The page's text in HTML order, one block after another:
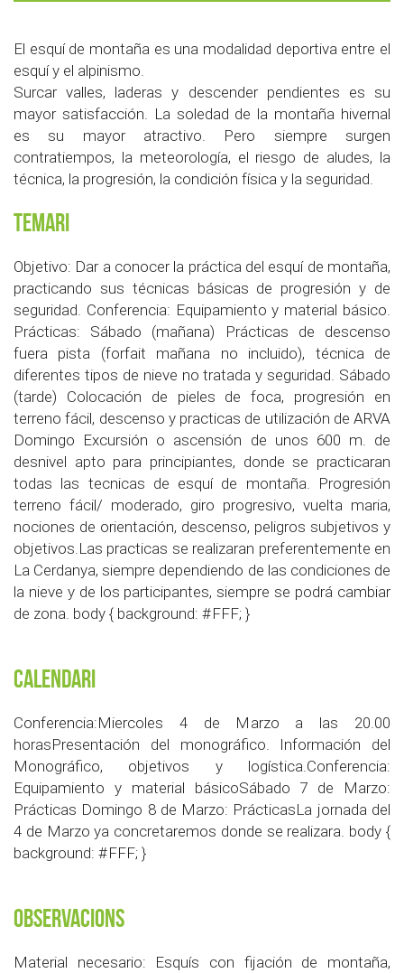
El esquí de montaña es una modalidad deportiva entre el
esquí y el alpinismo.
Surcar valles, laderas y descender pendientes es su
mayor satisfacción. La soledad de la montaña hivernal
es su mayor atractivo. Pero siempre surgen
contratiempos, la meteorología, el riesgo de aludes, la
técnica, la progresión, la condición física y la seguridad.
Temari
Objetivo: Dar a conocer la práctica del esquí de montaña,
practicando sus técnicas básicas de progresión y de
seguridad. Conferencia: Equipamiento y material básico.
Prácticas: Sábado (mañana) Prácticas de descenso
fuera pista (forfait mañana no incluido), técnica de
diferentes tipos de nieve no tratada y seguridad. Sábado
(tarde) Colocación de pieles de foca, progresión en
terreno fácil, descenso y practicas de utilización de ARVA
Domingo Excursión o ascensión de unos 600 m. de
desnivel apto para principiantes, donde se practicaran
todas las tecnicas de esquí de montaña. Progresión
terreno fácil/ moderado, giro progresivo, vuelta maria,
nociones de orientación, descenso, peligros subjetivos y
objetivos.Las practicas se realizaran preferentemente en
La Cerdanya, siempre dependiendo de las condiciones de
la nieve y de los participantes, siempre se podrá cambiar
de zona. body { background: #FFF; }
Calendari
Conferencia:Miercoles 4 de Marzo a las 20.00
horasPresentación del monográfico. Información del
Monográfico, objetivos y logística.Conferencia:
Equipamiento y material básicoSábado 7 de Marzo:
Prácticas Domingo 8 de Marzo: PrácticasLa jornada del
4 de Marzo ya concretaremos donde se realizara. body {
background: #FFF; }
Observacions
Material necesario: Esquís con fijación de montaña,